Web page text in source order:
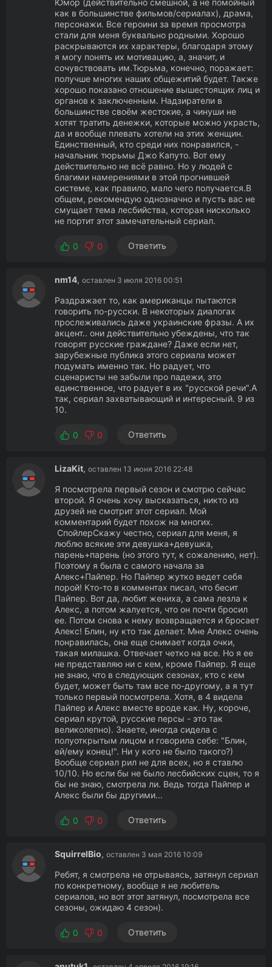
Юмор (действительно смешной, а не помойный
как в большинстве фильмов/сериалах), драма,
персонажи. Все героини за время просмотра
стали для меня буквально родными. Хорошо
раскрываются их характеры, благодаря этому
я могу понять их мотивацию, а, значит, и
сочувствовать им.Тюрьма, конечно, поражает:
получше многих наших общежитий будет. Также
хорошо показано отношение вышестоящих лиц и
органов к заключенным. Надзиратели в
большинстве своём жестокие, а чинуши не
хотят тратить денежки, которые можно украсть,
да и вообще плевать хотели на этих женщин.
Единственный, кто среди них понравился, -
начальник тюрьмы Джо Капуто. Вот ему
действительно не всё равно. Но у людей с
благими намерениями в этой прогнившей
системе, как правило, мало чего получается.В
общем, рекомендую однозначно и пусть вас не
смущает тема лесбийства, которая нисколько
не портит этот замечательный сериал.
0 0 Ответить
nm14, оставлен 3 июля 2016 00:51
Раздражает то, как американцы пытаются
говорить по-русски. В некоторых диалогах
прослеживались даже украинские фразы. А их
акцент.. они действительно убеждены, что так
говорят русские граждане? Даже если нет,
зарубежные публика этого сериала может
подумать именно так. Но радует, что
сценаристы не забыли про падежи, это
единственное, что радует в их "русской речи".А
так, сериал захватывающий и интересный. 9 из
10.
0 0 Ответить
LizaKit, оставлен 13 июня 2016 22:48
Я посмотрела первый сезон и смотрю сейчас
второй. Я очень хочу высказаться, никто из
друзей не смотрит этот сериал. Мой
комментарий будет похож на многих.
СпойлерСкажу честно, сериал для меня, я
люблю всякие эти девушка+девушка,
парень+парень (но этого тут, к сожалению, нет).
Поэтому я была с самого начала за
Алекс+Пайпер. Но Пайпер жутко ведет себя
порой! Кто-то в комментах писал, что бесит
Пайпер. Вот да, любит жениха, а сама лезла к
Алекс, а потом жалуется, что он почти бросил
ее. Потом снова к нему возвращается и бросает
Алекс! Блин, ну кто так делает. Мне Алекс очень
понравилась, она еще снимает когда очки,
такая милашка. Отвечает четко на все. Но я ее
не представляю ни с кем, кроме Пайпер. Я еще
не знаю, что в следующих сезонах, кто с кем
будет, может быть там все по-другому, а я тут
только первый посмотрела. Хотя, в 4 видела
Пайпер и Алекс вместе вроде как. Ну, короче,
сериал крутой, русские персы - это так
великолепно). Знаете, иногда сидела с
полуоткрытым лицом и говорила себе: "Блин,
ей/ему конец!". Ни у кого не было такого?)
Вообще сериал рил не для всех, но я ставлю
10/10. Но если бы не было лесбийских сцен, то я
бы не знаю, смотрела ли. Ведь тогда Пайпер и
Алекс были бы другими...
0 0 Ответить
SquirrelBio, оставлен 3 мая 2016 10:09
Ребят, я смотрела не отрываясь, затянул сериал
по конкретному, вообще я не любитель
сериалов, но вот этот затянул, посмотрела все
сезоны, ожидаю 4 сезон).
0 0 Ответить